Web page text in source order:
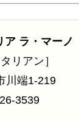
ア ラ・マーノ
リアン］
川端1-219
3539